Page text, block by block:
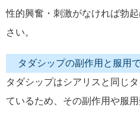
性的興奮・刺激がなければ勃
さい。
タダシップの副作用と服用
タダシップはシアリスと同じ
ているため、その副作用や服